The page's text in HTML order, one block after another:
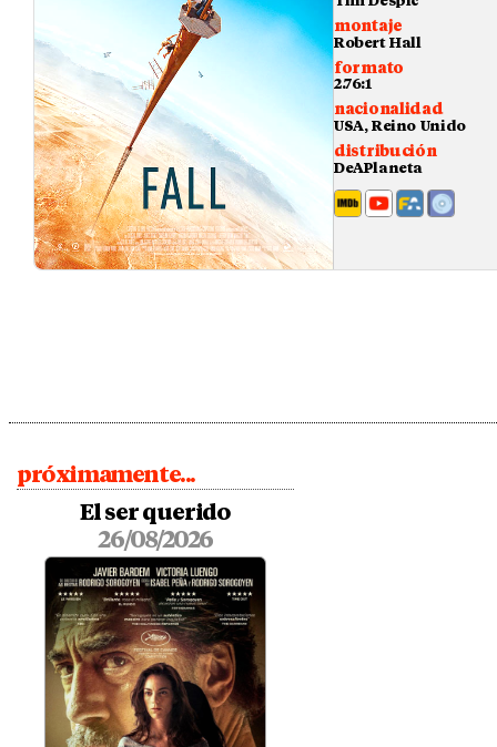
montaje
Robert Hall
formato
2.76:1
nacionalidad
USA, Reino Unido
distribución
DeAPlaneta
próximamente...
El ser querido
26/08/2026